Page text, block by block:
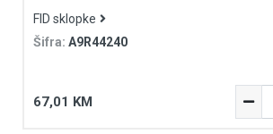
FID sklopke
Šifra: A9R44240
67,01 KM